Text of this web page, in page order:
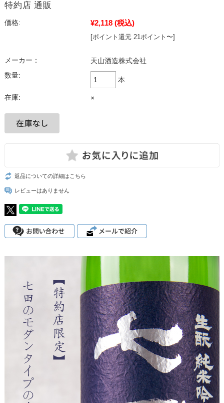
特約店 通販
価格: ¥2,118 (税込)
[ポイント還元 21ポイント〜]
メーカー：
天山酒造株式会社
数量:
本
在庫: ×
返品についての詳細はこちら
レビューはありません